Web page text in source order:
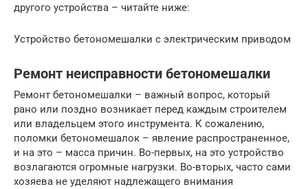
другого устройства – читайте ниже:
Устройство бетономешалки с электрическим приводом
Ремонт неисправности бетономешалки
Ремонт бетономешалки – важный вопрос, который
рано или поздно возникает перед каждым строителем
или владельцем этого инструмента. К сожалению,
поломки бетономешалок – явление распространенное,
и на это – масса причин. Во-первых, на это устройство
возлагаются огромные нагрузки. Во-вторых, часто сами
хозяева не уделяют надлежащего внимания